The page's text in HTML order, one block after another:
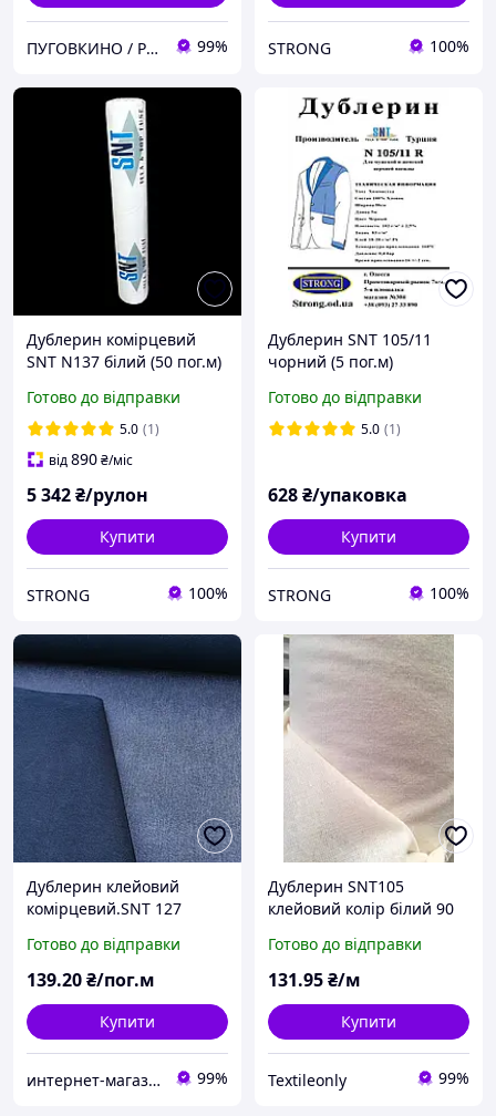
ПУГОВКИНО / PUGOVKINO 99% STRONG 100%
Дублерин комірцевий
SNT N137 білий (50 пог.м)
Готово до відправки
5.0 (1)
від890₴/міс
5 342₴/рулон
Купити
STRONG 100%
Дублерин SNT 105/11
чорний (5 пог.м)
Готово до відправки
5.0 (1)
628₴/упаковка
Купити
STRONG 100%
Дублерин клейовий
комірцевий.SNT 127
Готово до відправки
139.20₴/пог.м
Купити
интернет-магазин «ЗАШИВАЙКА» 99%
Дублерин SNT105
клейовий колір білий 90
Готово до відправки
131.95₴/м
Купити
Textileonly 99%